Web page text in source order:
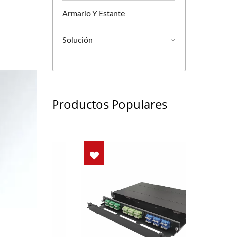
Armario Y Estante
Solución
Productos Populares